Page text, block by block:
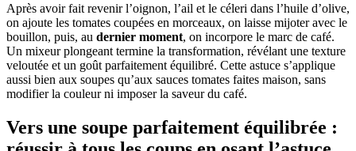
Après avoir fait revenir l’oignon, l’ail et le céleri dans l’huile d’olive,
on ajoute les tomates coupées en morceaux, on laisse mijoter avec le
bouillon, puis, au dernier moment, on incorpore le marc de café.
Un mixeur plongeant termine la transformation, révélant une texture
veloutée et un goût parfaitement équilibré. Cette astuce s’applique
aussi bien aux soupes qu’aux sauces tomates faites maison, sans
modifier la couleur ni imposer la saveur du café.
Vers une soupe parfaitement équilibrée :